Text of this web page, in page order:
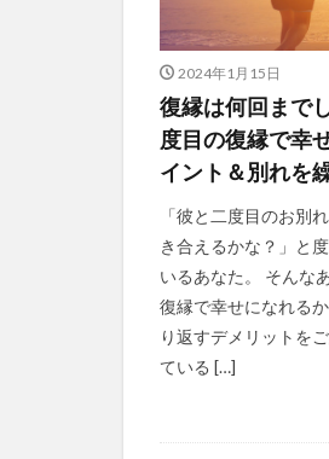
2024年1月15日
復縁は何回まで
度目の復縁で幸
イント＆別れを
「彼と二度目のお別
き合えるかな？」と
いるあなた。 そんな
復縁で幸せになれる
り返すデメリットを
ている […]